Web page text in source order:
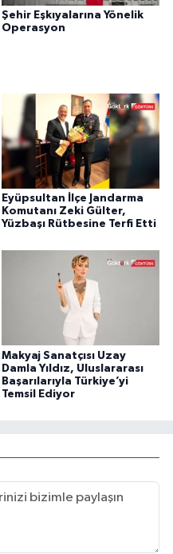
Şehir Eşkıyalarına Yönelik
Operasyon
Eyüpsultan İlçe Jandarma
Komutanı Zeki Gülter,
Yüzbaşı Rütbesine Terfi Etti
Makyaj Sanatçısı Uzay
Damla Yıldız, Uluslararası
Başarılarıyla Türkiye’yi
Temsil Ediyor